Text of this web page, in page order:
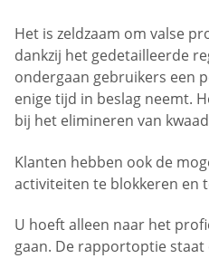
Het is zeldzaam om valse
dankzij het gedetailleerde
ondergaan gebruikers een
enige tijd in beslag neemt.
bij het elimineren van
Klanten hebben ook de
activiteiten te blokkeren en
U hoeft alleen naar het
gaan. De rapportoptie